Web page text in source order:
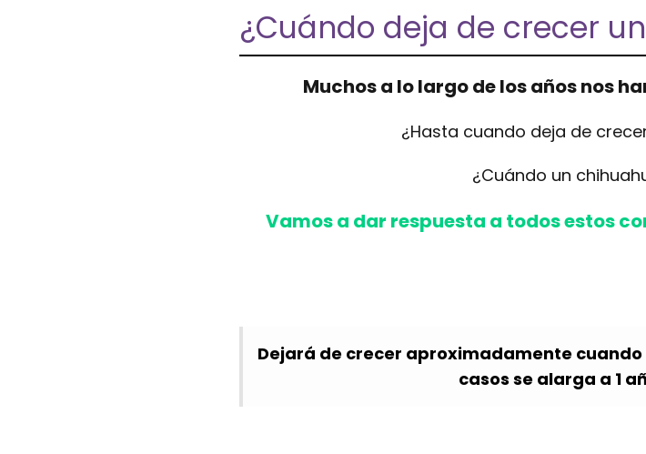
¿Cuándo deja de crecer
Muchos a lo largo de los años nos
¿Hasta cuando deja de
¿Cuándo un
Vamos a dar respuesta a todos estos
Dejará de crecer aproximadamente cuando
casos se alarga a 1